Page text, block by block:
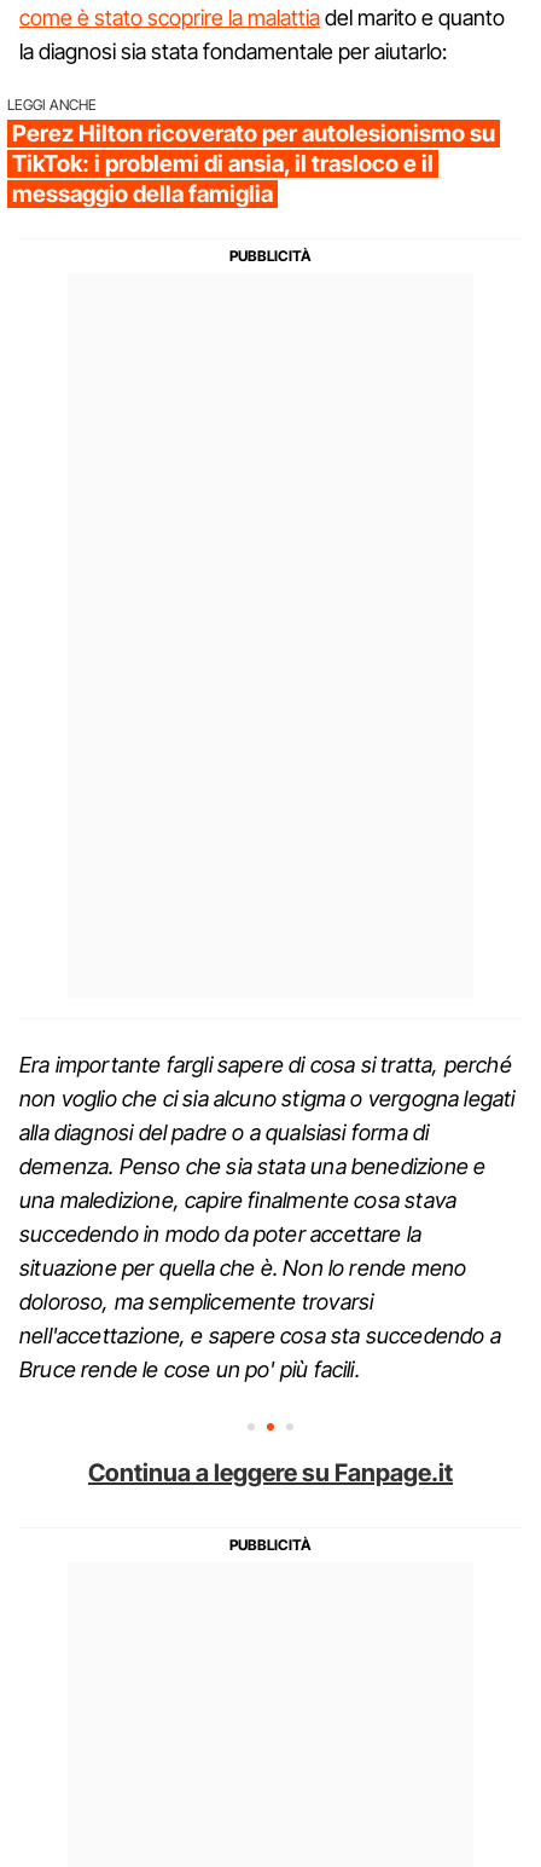
come è stato scoprire la malattiadel marito e quanto
la diagnosi sia stata fondamentale per aiutarlo:
LEGGI ANCHE
Perez Hilton ricoverato per autolesionismo su
TikTok: i problemi di ansia, il trasloco e il
messaggio della famiglia
Era importante fargli sapere di cosa si tratta, perché
non voglio che ci sia alcuno stigma o vergogna legati
alla diagnosi del padre o a qualsiasi forma di
demenza. Penso che sia stata una benedizione e
una maledizione, capire finalmente cosa stava
succedendo in modo da poter accettare la
situazione per quella che è. Non lo rende meno
doloroso, ma semplicemente trovarsi
nell'accettazione, e sapere cosa sta succedendo a
Bruce rende le cose un po' più facili.
Continua a leggere su Fanpage.it